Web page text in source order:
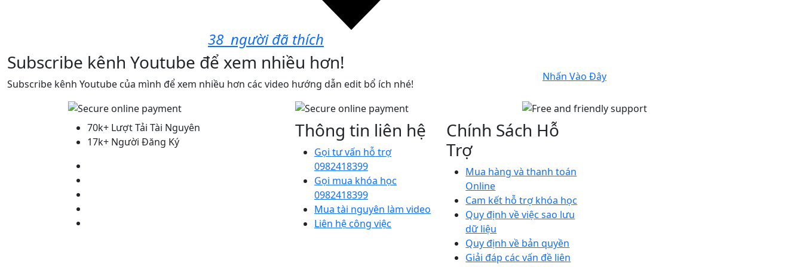
38 người đã thích
Subscribe kênh Youtube để xem nhiều hơn!
Subscribe kênh Youtube của mình để xem nhiều hơn các video hướng dẫn edit bổ ích nhé!
Nhấn Vào Đây
70k+ Lượt Tải Tài Nguyên
17k+ Người Đăng Ký
Thông tin liên hệ
Gọi tư vấn hỗ trợ
0982418399
Gọi mua khóa học
0982418399
Mua tài nguyên làm video
Liên hệ công việc
Chính Sách Hỗ
Trợ
Mua hàng và thanh toán
Online
Cam kết hỗ trợ khóa học
Quy định về việc sao lưu
dữ liệu
Quy định về bản quyền
Giải đáp các vấn đề liên